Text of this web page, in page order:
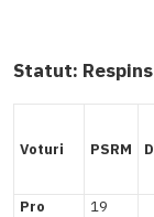
Statut: Respins
Voturi PSRM
Pro 19